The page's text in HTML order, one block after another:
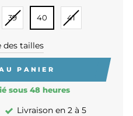
39 40 41
des tailles
PANIER
sous 48 heures
Livraison en 2 à 5